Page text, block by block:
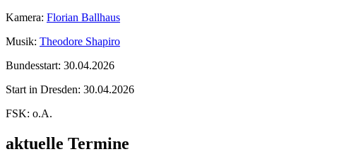
Kamera: Florian Ballhaus
Musik: Theodore Shapiro
Bundesstart: 30.04.2026
Start in Dresden: 30.04.2026
FSK: o.A.
aktuelle Termine